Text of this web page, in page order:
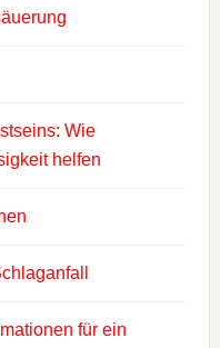
Wie
helfen
für ein